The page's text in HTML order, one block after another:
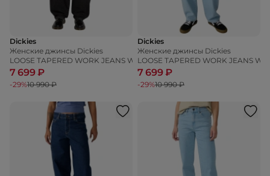
Dickies
Женские джинсы Dickies
LOOSE TAPERED WORK JEANS W
7 699 ₽
-29%10 990 ₽
Dickies
Женские джинсы Dickies
LOOSE TAPERED WORK JEANS W
7 699 ₽
-29%10 990 ₽